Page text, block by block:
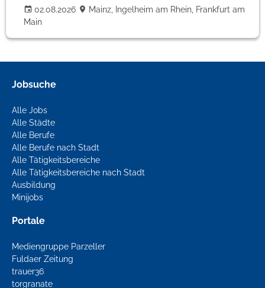
02.08.2026
Mainz, Ingelheim am Rhein, Frankfurt am
Main
Jobsuche
Alle Jobs
Alle Städte
Alle Berufe
Alle Berufe nach Stadt
Alle Tätigkeitsbereiche
Alle Tätigkeitsbereiche nach Stadt
Ausbildung
Minijobs
Portale
Mediengruppe Parzeller
Fuldaer Zeitung
trauer36
torgranate